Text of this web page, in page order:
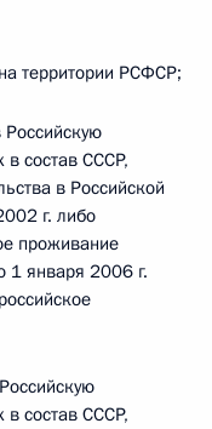
территории РСФСР;
в состав СССР,
в Российской
г. либо
проживание
1 января 2006 г.
в состав СССР,